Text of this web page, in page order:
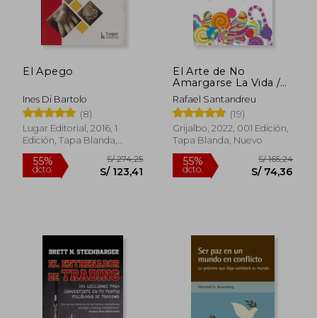
55%
S/ 81,45
30%
Rápido
El Apego
Ines Di Bartolo
(8)
Lugar Editorial, 2016, 1
Edición, Tapa Blanda,
Nuevo
El Arte de No
Amargarse La Vida /
The Art of Not Be
Resentful
Rafael Santandreu
(19)
Grijalbo, 2022, 001 Edición,
Tapa Blanda, Nuevo